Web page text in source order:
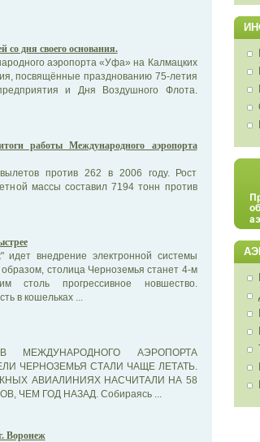
со дня своего основания.
аэропорта «Уфа» на Калмацких
посвящённые празднованию 75-летия
и Дня Воздушного Флота.
работы Международного аэропорта
против 262 в 2006 году. Рост
массы составил 7194 тонн против
внедрение электронной системы
столица Черноземья станет 4-м
столь прогрессивное новшество.
в кошельках ...
МЕЖДУНАРОДНОГО АЭРОПОРТА
ЧЕРНОЗЕМЬЯ СТАЛИ ЧАЩЕ ЛЕТАТЬ.
АВИАЛИНИЯХ НАСЧИТАЛИ НА 58
ГОД НАЗАД. Собираясь ...
Воронеж